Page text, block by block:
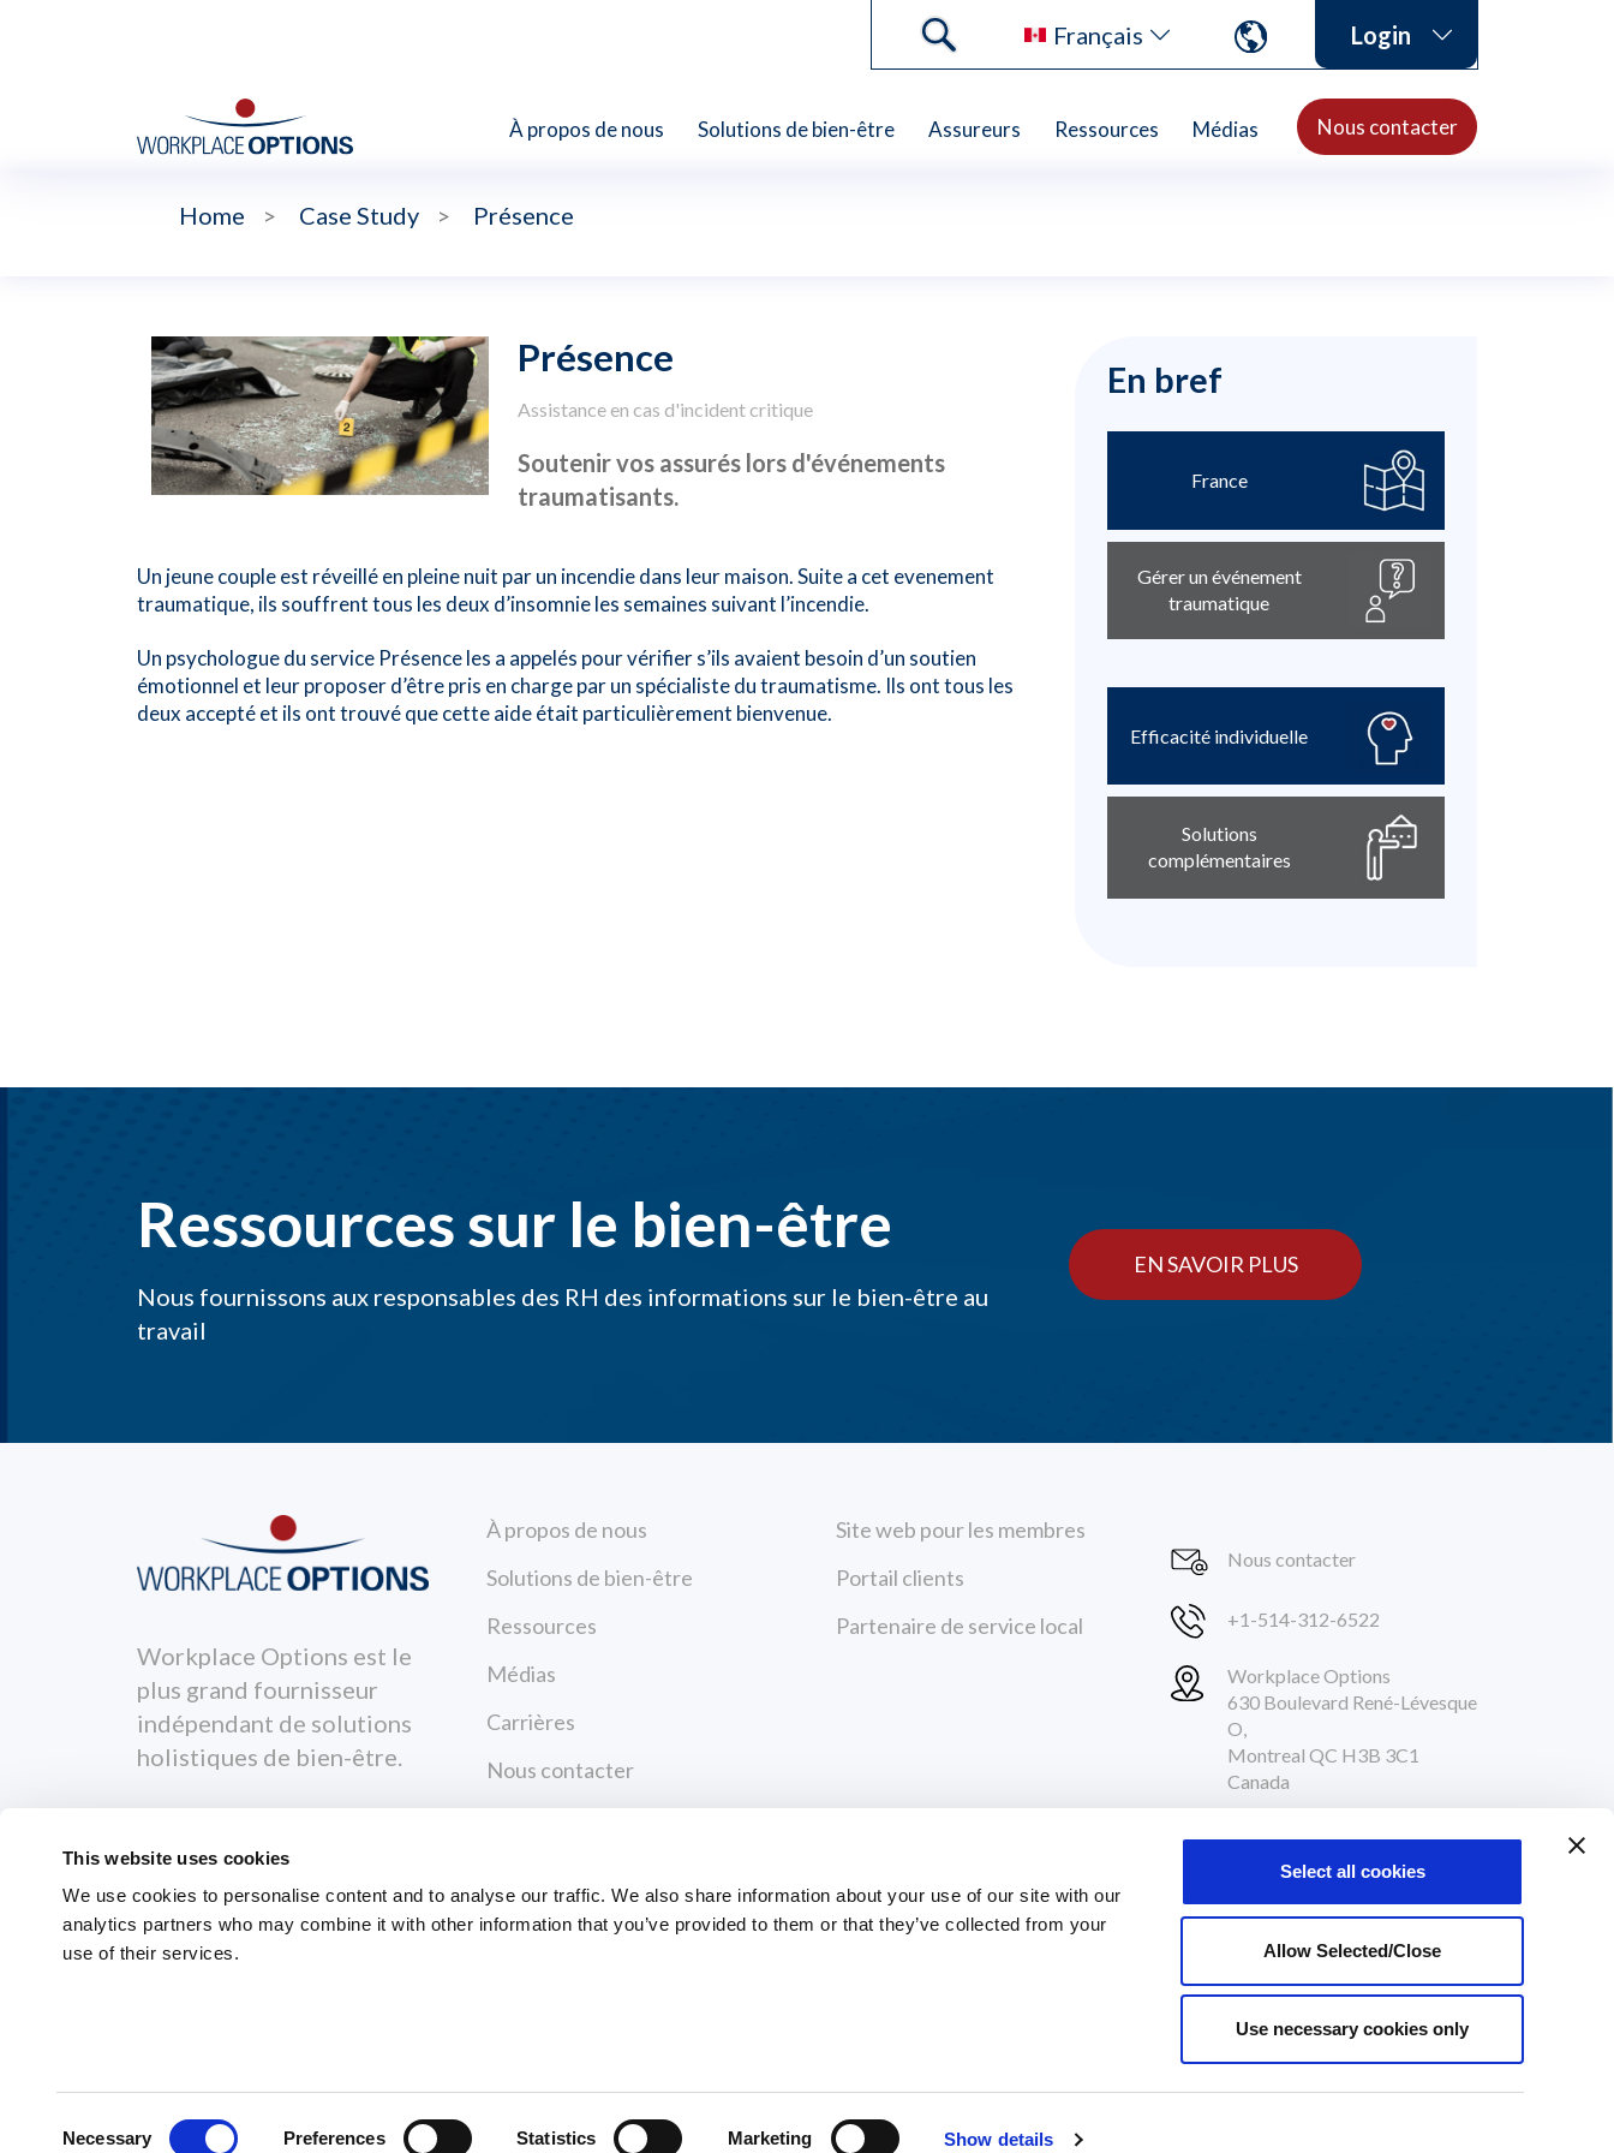
This website uses cookies
We use cookies to personalise content and to analyse our traffic. We also share information about your use of our site with our
analytics partners who may combine it with other information that you’ve provided to them or that they’ve collected from your
use of their services.
Necessary Preferences Statistics Marketing Show details
Select all cookies
Allow Selected/Close
Use necessary cookies only
Français Login
À propos de nous Solutions de bien-être Assureurs Ressources Médias Nous contacter
Home > Case Study > Présence
En bref
France
Gérer un événement
traumatique
Efficacité individuelle
Solutions
complémentaires
Présence
Assistance en cas d'incident critique
Soutenir vos assurés lors d'événements
traumatisants.
Un jeune couple est réveillé en pleine nuit par un incendie dans leur maison. Suite a cet evenement
traumatique, ils souffrent tous les deux d’insomnie les semaines suivant l’incendie.
Un psychologue du service Présence les a appelés pour vérifier s’ils avaient besoin d’un soutien
émotionnel et leur proposer d’être pris en charge par un spécialiste du traumatisme. Ils ont tous les
deux accepté et ils ont trouvé que cette aide était particulièrement bienvenue.
Ressources sur le bien-être
Nous fournissons aux responsables des RH des informations sur le bien-être au
travail
EN SAVOIR PLUS
Workplace Options est le
plus grand fournisseur
indépendant de solutions
holistiques de bien-être.
À propos de nous
Solutions de bien-être
Ressources
Médias
Carrières
Nous contacter
Site web pour les membres
Portail clients
Partenaire de service local
Nous contacter
+1-514-312-6522
Workplace Options
630 Boulevard René-Lévesque
O,
Montreal QC H3B 3C1
Canada
CENTRE DE PAIEMENT
Nous Suivre
© 2026 Workplace Options. All Rights Reserved